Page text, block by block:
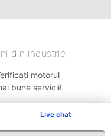
Live chat
din industrie
motorul
bune servicii!